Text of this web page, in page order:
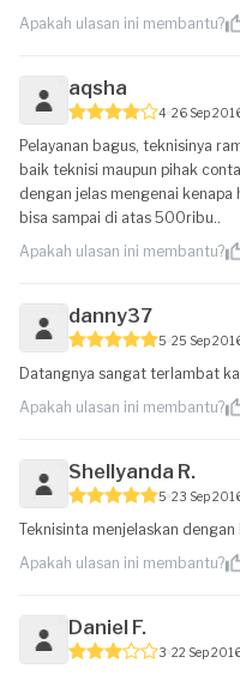
Apakah ulasan ini membantu?
aqsha
4 26 Sep
Pelayanan bagus, teknisinya
baik teknisi maupun pihak
dengan jelas mengenai
bisa sampai di atas 500ribu..
Apakah ulasan ini membantu?
danny37
5 25 Sep
Datangnya sangat terlambat
Apakah ulasan ini membantu?
Shellyanda R.
5 23 Sep
Teknisinta menjelaskan
Apakah ulasan ini membantu?
Daniel F.
3 22 Sep